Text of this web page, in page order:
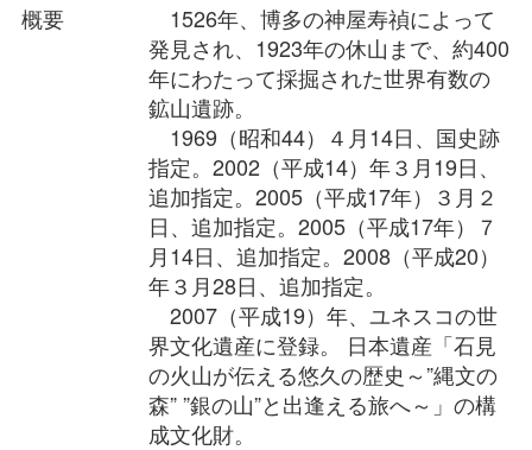
概要
1526年、博多の神屋寿禎によって
発見され、1923年の休山まで、約400
年にわたって採掘された世界有数の
鉱山遺跡。
1969（昭和44）４月14日、国史跡
指定。2002（平成14）年３月19日、
追加指定。2005（平成17年）３月２
日、追加指定。2005（平成17年）７
月14日、追加指定。2008（平成20）
年３月28日、追加指定。
2007（平成19）年、ユネスコの世
界文化遺産に登録。 日本遺産「石見
の火山が伝える悠久の歴史～”縄文の
森” ”銀の山”と出逢える旅へ～」の構
成文化財。